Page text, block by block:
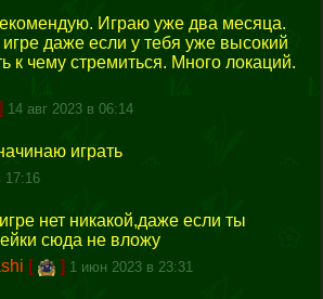
Играю уже два месяца.
даже если у тебя уже высокий
к чему стремиться. Много локаций.
14 авг 2023 в 06:14
играть
17:16
нет никакой,даже если ты
сюда не вложу
[ ] 1 июн 2023 в 23:31